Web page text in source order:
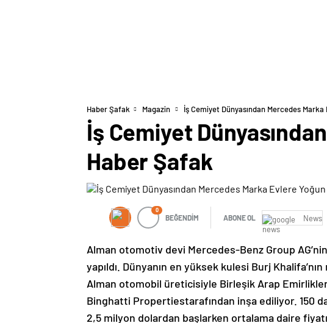
Haber Şafak Magazin İş Cemiyet Dünyasından Mercedes
İş Cemiyet
Haber Şafak
0
BEĞENDİM ABONE OL News
Alman otomotiv devi Mercedes-Benz Group
yapıldı. Dünyanın en yüksek kulesi Burj
Alman otomobil üreticisiyle Birleşik Arap
Binghatti Propertiestarafından inşa ediliyor. 150
2,5 milyon dolardan başlarken ortalama daire